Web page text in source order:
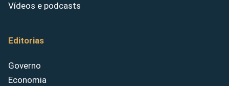
Vídeos e podcasts
Editorias
Governo
Economia